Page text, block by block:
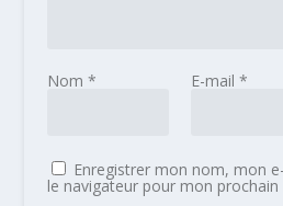
Nom * E-mail *
Enregistrer mon nom, mon
le navigateur pour mon